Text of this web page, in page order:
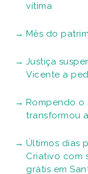
vítima
Mês do
Justiça
Vicente a
Rompendo o
transformou
Últimos dias
Criativo com
grátis em